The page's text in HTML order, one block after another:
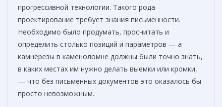
прогрессивной технологии. Такого рода
проектирование требует знания письменности.
Необходимо было продумать, просчитать и
определить столько позиций и параметров — а
камнерезы в каменоломне должны были точно знать,
в каких местах им нужно делать выемки или кромки,
— что без письменных документов это оказалось бы
просто невозможным.